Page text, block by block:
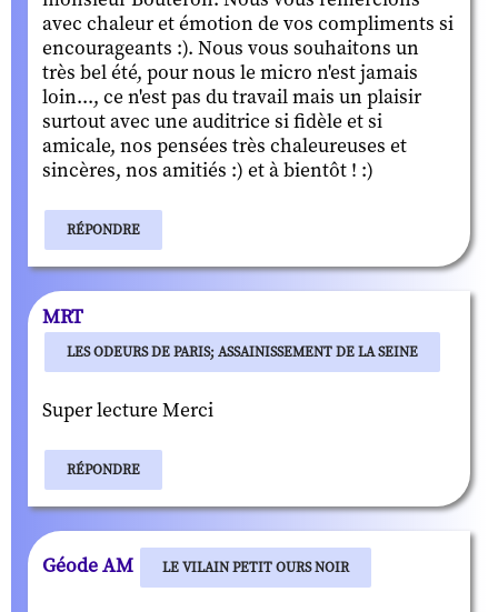
avec chaleur et émotion de vos compliments si
encourageants :). Nous vous souhaitons un
très bel été, pour nous le micro n'est jamais
loin..., ce n'est pas du travail mais un plaisir
surtout avec une auditrice si fidèle et si
amicale, nos pensées très chaleureuses et
sincères, nos amitiés :) et à bientôt ! :)
RÉPONDRE
MRT
LES ODEURS DE PARIS; ASSAINISSEMENT DE LA SEINE
Super lecture Merci
RÉPONDRE
Géode AM LE VILAIN PETIT OURS NOIR